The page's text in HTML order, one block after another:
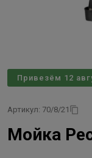
Привезём 12
Артикул: 70/8/21
Мойка